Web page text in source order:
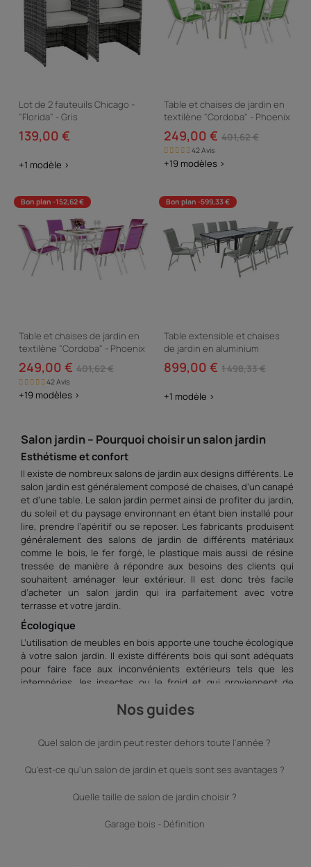
Lot de 2 fauteuils Chicago -
"Florida" - Gris
139,00 €
+1 modèle >
Table et chaises de jardin en
textilène "Cordoba" - Phoenix
- 6 places - Vert
249,00 € 401,62 €
42 Avis
+19 modèles >
Bon plan -152,62 €
Table et chaises de jardin en
textilène "Cordoba" - Phoenix
- 6 places - Fuschia
249,00 € 401,62 €
42 Avis
+19 modèles >
Bon plan -599,33 €
Table extensible et chaises
de jardin en aluminium
"Lagos" - 140/280 x 90 x 76 cm
- 10 places -...
899,00 € 1 498,33 €
+1 modèle >
Salon jardin – Pourquoi choisir un salon jardin
Esthétisme et confort
Il existe de nombreux salons de jardin aux designs différents. Le
salon jardin est généralement composé de chaises, d’un canapé
et d’une table. Le salon jardin permet ainsi de profiter du jardin,
du soleil et du paysage environnant en étant bien installé pour
lire, prendre l’apéritif ou se reposer. Les fabricants produisent
généralement des salons de jardin de différents matériaux
comme le bois, le fer forgé, le plastique mais aussi de résine
tressée de manière à répondre aux besoins des clients qui
souhaitent aménager leur extérieur. Il est donc très facile
d’acheter un salon jardin qui ira parfaitement avec votre
terrasse et votre jardin.
Écologique
L’utilisation de meubles en bois apporte une touche écologique
à votre salon jardin. Il existe différents bois qui sont adéquats
pour faire face aux inconvénients extérieurs tels que les
intempéries, les insectes ou le froid et qui proviennent de
changer de salon jardin ou si vos meubles n’ont pas profité d’un
bon entretien vous n’aurez pas d’inquiétude à vous en
que le plastique.
Salon jardin – Les différents matériaux
Le teck est un bois tropical possédant de nombreux avantages.
Le premier avantage est qu’il possède une grande résistance
Nos guides
Quel salon de jardin peut rester dehors toute l'année ?
Qu'est-ce qu'un salon de jardin et quels sont ses avantages ?
Quelle taille de salon de jardin choisir ?
Garage bois - Définition